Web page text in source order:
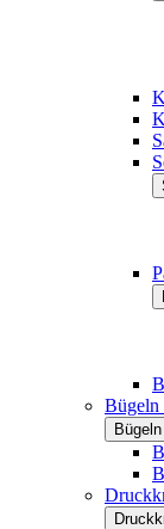
Bügeln